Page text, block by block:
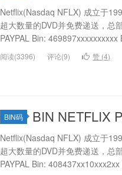
Netflix(Nasdaq NFLX) 成立于
超大数量的DVD并免费递送，总
PAYPAL Bin:
阅读(3396) 评论(9) 赞 (4)
BIN码 BIN NETFLIX
Netflix(Nasdaq NFLX) 成立于
超大数量的DVD并免费递送，总
PAYPAL Bin: